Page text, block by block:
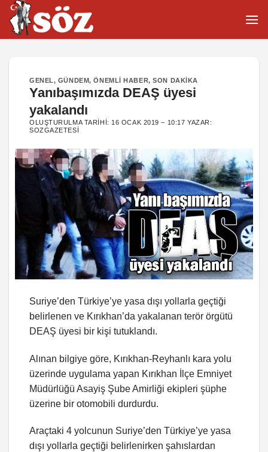
İçeriğe
atla
GENEL, GÜNDEM,ÖNEMLI HABER,SON DAKIKA
Yanıbaşımızda DEAŞ üyesi
yakalandı
OLUŞTURULMA TARIHI: 16 OCAK 2019 – 10:17 YAZAR:
SOZGAZETESI
Suriye’den Türkiye’ye yasa dışı yollarla geçtiği
belirlenen ve Kırıkhan’da yakalanan terör örgütü
DEAŞ üyesi bir kişi tutuklandı.
Alınan bilgiye göre, Kırıkhan-Reyhanlı kara yolu
üzerinde uygulama yapan Kırıkhan İlçe Emniyet
Müdürlüğü Asayiş Şube Amirliği ekipleri şüphe
üzerine bir otomobili durdurdu.
Araçtaki 4 yolcunun Suriye’den Türkiye’ye yasa
dışı yollarla geçtiği belirlenirken şahıslardan